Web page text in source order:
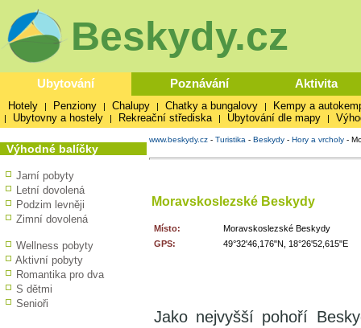
Beskydy.cz
Ubytování Poznávání Aktivita
Hotely | Penziony | Chalupy | Chatky a bungalovy | Kempy a
| Ubytovny a hostely | Rekreační střediska | Ubytování dle mapy |
Výhodné balíčky
Jarní pobyty
Letní dovolená
Podzim levněji
Zimní dovolená
Wellness pobyty
Aktivní pobyty
Romantika pro dva
S dětmi
Senioři
www.beskydy.cz - Turistika - Beskydy - Hory a vrcholy -
Moravskoslezské Beskydy
Místo:
Moravskoslezské Beskydy
GPS:
49°32'46,176"N, 18°26'52,615"E
Jako nejvyšší pohoří